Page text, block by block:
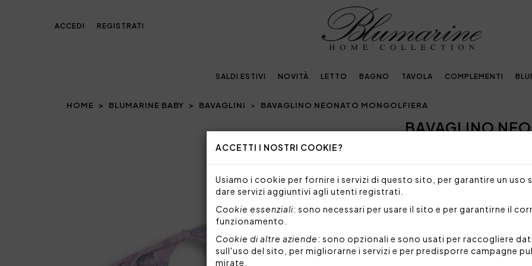
ACCETTI I NOSTRI COOKIE?
Usiamo i cookie per fornire i servizi di questo sito, per garantire un uso
dare servizi aggiuntivi agli utenti registrati.
Cookie essenziali: sono necessari per usare il sito e per garantirne il
funzionamento.
Cookie di altre aziende: sono opzionali e sono usati per raccogliere
sull'uso del sito, per migliorarne i servizi e per predisporre campagne
mirate.
ACCEDI REGISTRATI
SALDI ESTIVI NOVITÀ LETTO BAGNO TAVOLA COMPLEMENTI
HOME BLUMARINE BABY BAVAGLINI BAVAGLINO NEONATO MONGOLFIERA
NextBAVAGLINO
Bavaglino neonato in
Tessuto: 100% percalle
Codice: 102500023
Imballo: Busta